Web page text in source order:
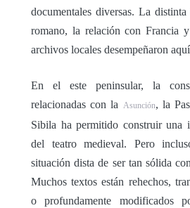
documentales diversas. La
romano, la relación con Francia
archivos locales desempeñaron
En el este peninsular, la
relacionadas con la Asunción, la
Sibila ha permitido construir una
del teatro medieval. Pero
situación dista de ser tan sólida
Muchos textos están rehechos,
o profundamente modificados